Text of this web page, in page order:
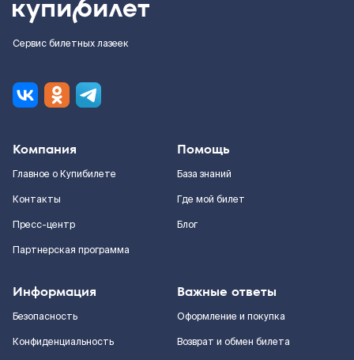
Сервис билетных лазеек
Компания
Главное о Купибилете
Контакты
Пресс-центр
Партнерская программа
Помощь
База знаний
Где мой билет
Блог
Информация
Безопасность
Конфиденциальность
Важные ответы
Оформление и покупка
Возврат и обмен билета